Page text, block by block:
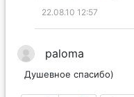
22.08.10 12:57
paloma
Душевное спасибо)